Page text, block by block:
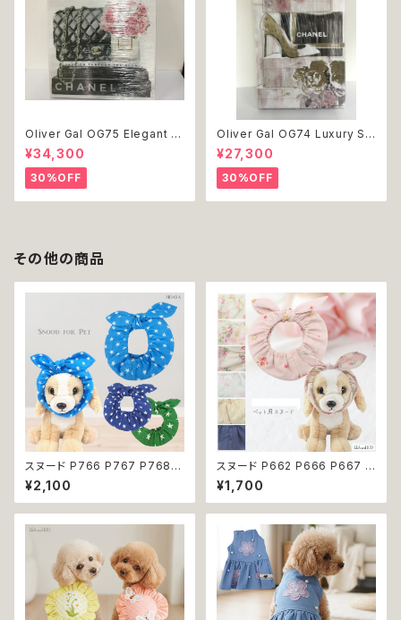
Oliver Gal OG75 Elegant E
ssentials Paris 絵 アート イ
ンテリア お祝い 贈り物 プレゼ
ント 結婚 新築 開店 周年 バー
スデイ 誕生日 ご褒美
¥34,300
30%OFF
Oliver Gal OG74 Luxury St
acked Shoes Rose Giftbo
x 絵 アート インテリア お祝い
贈り物 プレゼント 結婚 新築 開
店 周年 バースデイ 誕生日 ご褒
美
¥27,300
30%OFF
その他の商品
スヌード P766 P767 P768
カチューシャ うさ耳 たれ耳 うさ
みみ ドッグウェア ドッグ ウェア
ドッグウエア 犬 猫 ペット 服 犬
犬 濡れ防止 汚れ防止 返品交換
¥2,100
スヌード P662 P666 P667 P
670 P673 P674 P765 カチ
ューシャ 花柄 小花柄 バラ 薔薇
無地 濡れ防止 汚れ防止 ドッグ
ト 服 犬服 猫服 おしゃれ かわい
い 小型犬 返品交換不可
¥1,700